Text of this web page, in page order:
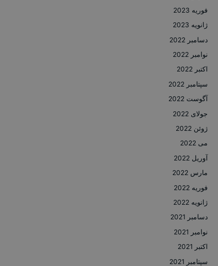
فوریه 2023
ژانویه 2023
دسامبر 2022
نوامبر 2022
اکتبر 2022
سپتامبر 2022
آگوست 2022
جولای 2022
ژوئن 2022
می 2022
آوریل 2022
مارس 2022
فوریه 2022
ژانویه 2022
دسامبر 2021
نوامبر 2021
اکتبر 2021
سپتامبر 2021